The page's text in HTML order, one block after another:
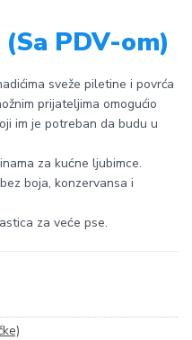
(Sa PDV-om)
sveže piletine i povrća
prijateljima omogućio
im je potreban da budu u
za kućne ljubimce.
boja, konzervansa i
za veće pse.